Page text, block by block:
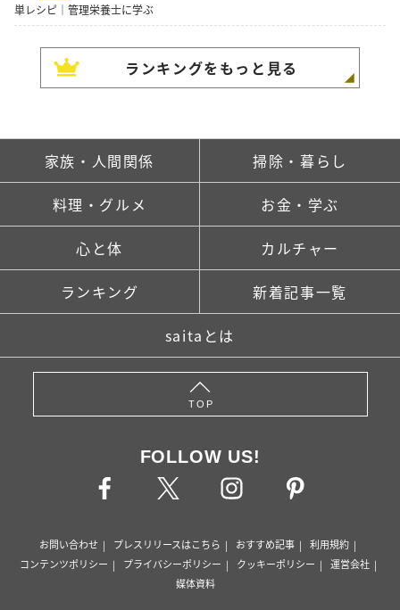
単レシピ｜管理栄養士に学ぶ
ランキングをもっと見る
家族・人間関係 掃除・暮らし
料理・グルメ お金・学ぶ
心と体 カルチャー
ランキング 新着記事一覧
saitaとは
TOP
FOLLOW US!
お問い合わせ プレスリリースはこちら おすすめ記事
利用規約
コンテンツポリシー
プライバシーポリシー クッキーポリシー
運営会社
媒体資料